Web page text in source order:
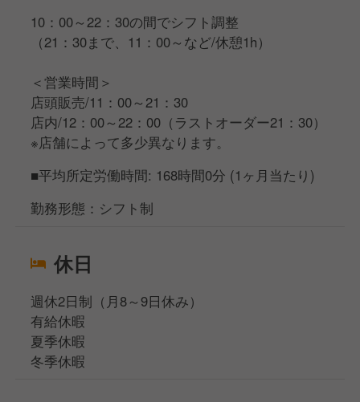
10：00～22：30の間でシフト調整
（21：30まで、11：00～など/休憩1h）
＜営業時間＞
店頭販売/11：00～21：30
店内/12：00～22：00（ラストオーダー21：30）
※店舗によって多少異なります。
■平均所定労働時間: 168時間0分 (1ヶ月当たり)
勤務形態：シフト制
休日
週休2日制（月8～9日休み）
有給休暇
夏季休暇
冬季休暇